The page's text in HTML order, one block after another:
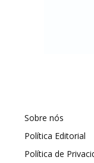
Sobre nós
Política Editorial
Política de